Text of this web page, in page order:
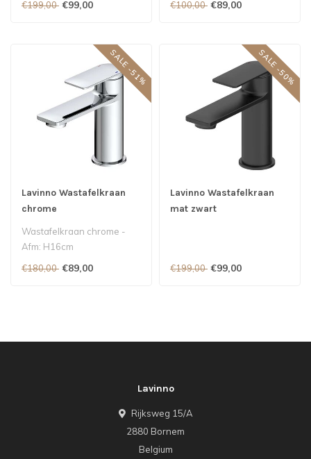
€199,00 €99,00 €100,00 €89,00
SALE -51%
Lavinno Wastafelkraan
chrome
Wastafelkraan chrome -
Afm: H16cm
€180,00 €89,00
SALE -50%
Lavinno Wastafelkraan
mat zwart
€199,00 €99,00
Lavinno
Rijksweg 15/A
2880 Bornem
Belgium